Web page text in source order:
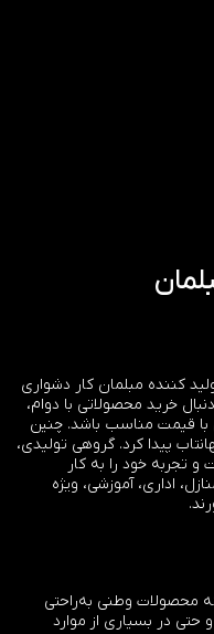
کننده مبلمان کار دشواری
خرید محصولاتی با دوام،
با قیمت مناسب باشد. چنین
پیدا کرد. گروهی تولیدی،
تجربه خود را به کار
اداری، آموزشی، ویژه
محصولات وطنی به‌راحتی
و حتی در بسیاری از موارد